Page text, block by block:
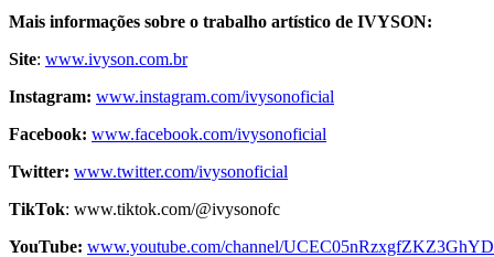
Mais informações sobre o trabalho artístico de IVYSON:
Site: www.ivyson.com.br
Instagram: www.instagram.com/ivysonoficial
Facebook: www.facebook.com/ivysonoficial
Twitter: www.twitter.com/ivysonoficial
TikTok: www.tiktok.com/@ivysonofc
YouTube: www.youtube.com/channel/